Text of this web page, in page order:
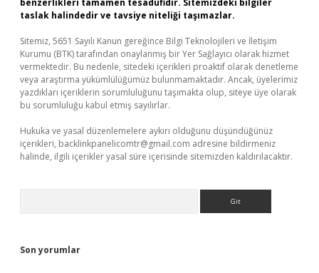
benzerlikleri tamamen tesadüfidir. Sitemizdeki bilgiler
taslak halindedir ve tavsiye niteliği taşımazlar.
Sitemiz, 5651 Sayılı Kanun gereğince Bilgi Teknolojileri ve İletişim
Kurumu (BTK) tarafından onaylanmış bir Yer Sağlayıcı olarak hizmet
vermektedir. Bu nedenle, sitedeki içerikleri proaktif olarak denetleme
veya araştırma yükümlülüğümüz bulunmamaktadır. Ancak, üyelerimiz
yazdıkları içeriklerin sorumluluğunu taşımakta olup, siteye üye olarak
bu sorumluluğu kabul etmiş sayılırlar.
Hukuka ve yasal düzenlemelere aykırı olduğunu düşündüğünüz
içerikleri, backlinkpanelicomtr@gmail.com adresine bildirmeniz
halinde, ilgili içerikler yasal süre içerisinde sitemizden kaldırılacaktır.
Son yorumlar